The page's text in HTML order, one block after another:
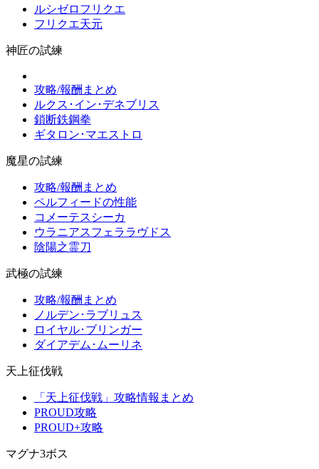
ルシゼロフリクエ
フリクエ天元
神匠の試練
攻略/報酬まとめ
ルクス･イン･デネブリス
鎖断鉄鋼拳
ギタロン･マエストロ
魔星の試練
攻略/報酬まとめ
ペルフィードの性能
コメーテスシーカ
ウラニアスフェララヴドス
陰陽之霊刀
武極の試練
攻略/報酬まとめ
ノルデン･ラブリュス
ロイヤル･ブリンガー
ダイアデム･ムーリネ
天上征伐戦
「天上征伐戦」攻略情報まとめ
PROUD攻略
PROUD+攻略
マグナ3ボス